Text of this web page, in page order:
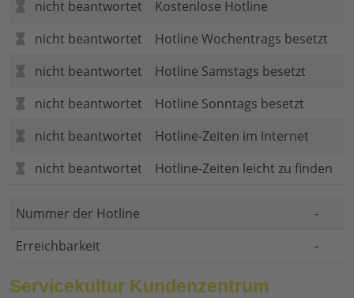
nicht beantwortet
Kostenlose Hotline
nicht beantwortet
Hotline Wochentrags besetzt
nicht beantwortet
Hotline Samstags besetzt
nicht beantwortet
Hotline Sonntags besetzt
nicht beantwortet
Hotline-Zeiten im Internet
nicht beantwortet
Hotline-Zeiten leicht zu finden
Nummer der Hotline
-
Erreichbarkeit
-
Servicekultur Kundenzentrum